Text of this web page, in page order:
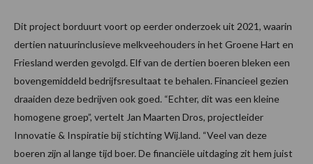
Dit project borduurt voort op eerder onderzoek uit 2021, waarin
dertien natuurinclusieve melkveehouders in het Groene Hart en
Friesland werden gevolgd. Elf van de dertien boeren bleken een
bovengemiddeld bedrijfsresultaat te behalen. Financieel gezien
draaiden deze bedrijven ook goed. “Echter, dit was een kleine
homogene groep”, vertelt Jan Maarten Dros, projectleider
Innovatie & Inspiratie bij stichting Wij.land. “Veel van deze
boeren zijn al lange tijd boer. De financiële uitdaging zit hem juist